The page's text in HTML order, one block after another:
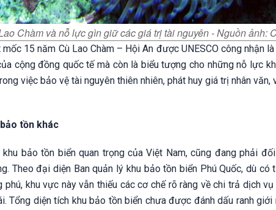
Chàm và nỗ lực gìn giữ các giá trị tài nguyên - Nguồn ảnh:
15 năm Cù Lao Chàm – Hội An được UNESCO công nhận
cộng đồng quốc tế mà còn là biểu tượng cho những nỗ lực
việc bảo vệ tài nguyên thiên nhiên, phát huy giá trị nhân văn,
tồn khác
bảo tồn biển quan trọng của Việt Nam, cũng đang phải
Theo đại diện Ban quản lý khu bảo tồn biển Phú Quốc, dù có
phú, khu vực này vẫn thiếu các cơ chế rõ ràng về chi trả dịch
Tổng diện tích khu bảo tồn biển chưa được đánh dấu ranh giới